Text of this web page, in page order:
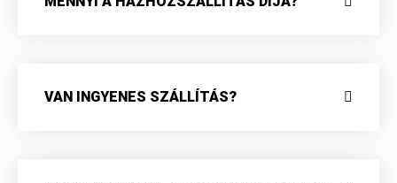
VAN INGYENES SZÁLLÍTÁS?